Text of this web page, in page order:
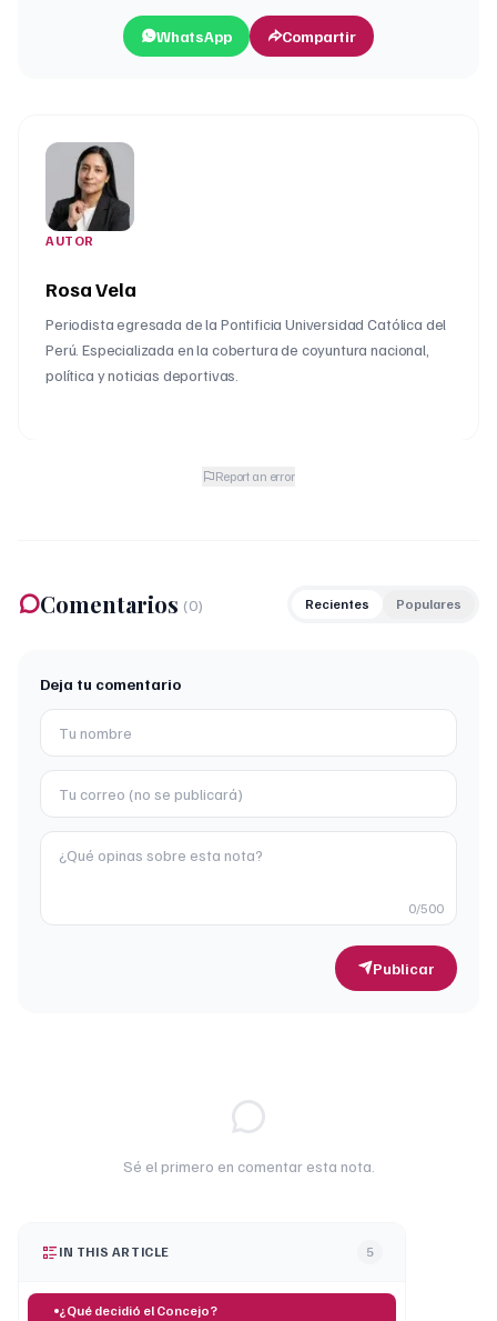
WhatsApp Compartir
AUTOR
Rosa Vela
Periodista egresada de la Pontificia Universidad Católica del
Perú. Especializada en la cobertura de coyuntura nacional,
política y noticias deportivas.
Report an error
Comentarios (0) Recientes Populares
Deja tu comentario
0/500
Publicar
Sé el primero en comentar esta nota.
IN THIS ARTICLE 5
¿Qué decidió el Concejo?